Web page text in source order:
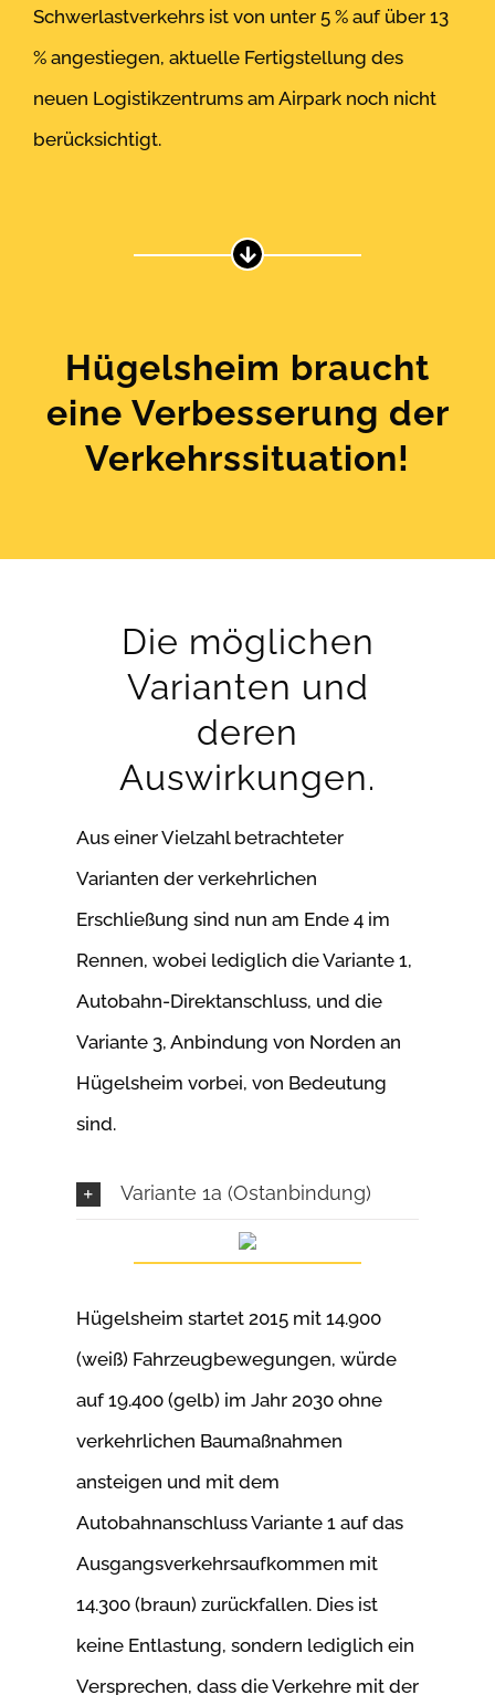
Schwerlastverkehrs ist von unter 5 % auf über 13
% angestiegen, aktuelle Fertigstellung des
neuen Logistikzentrums am Airpark noch nicht
berücksichtigt.
Hügelsheim braucht
eine Verbesserung der
Verkehrssituation!
Die möglichen
Varianten und
deren
Auswirkungen.
Aus einer Vielzahl betrachteter
Varianten der verkehrlichen
Erschließung sind nun am Ende 4 im
Rennen, wobei lediglich die Variante 1,
Autobahn-Direktanschluss, und die
Variante 3, Anbindung von Norden an
Hügelsheim vorbei, von Bedeutung
sind.
Variante 1a (Ostanbindung)
Hügelsheim startet 2015 mit 14.900
(weiß) Fahrzeugbewegungen, würde
auf 19.400 (gelb) im Jahr 2030 ohne
verkehrlichen Baumaßnahmen
ansteigen und mit dem
Autobahnanschluss Variante 1 auf das
Ausgangsverkehrsaufkommen mit
14.300 (braun) zurückfallen. Dies ist
keine Entlastung, sondern lediglich ein
Versprechen, dass die Verkehre mit der